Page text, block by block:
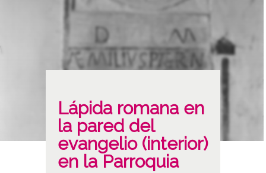
Lápida romana en
la pared del
evangelio (interior)
en la Parroquia